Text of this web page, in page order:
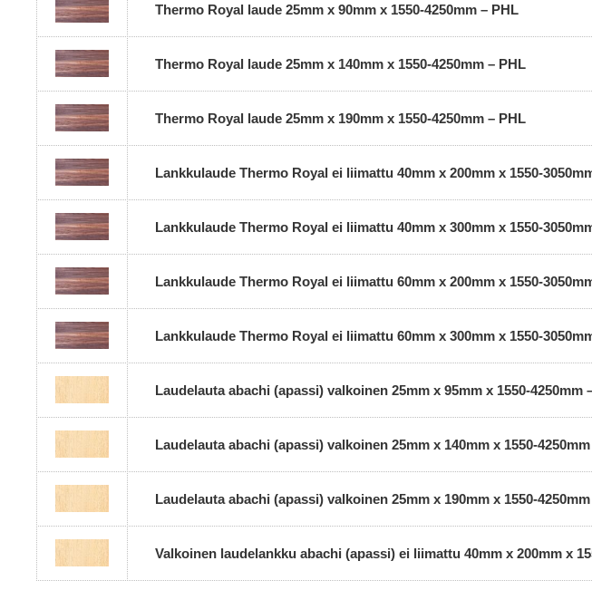
Thermo Royal laude 25mm x 90mm x 1550-4250mm – PHL
Thermo Royal laude 25mm x 140mm x 1550-4250mm – PHL
Thermo Royal laude 25mm x 190mm x 1550-4250mm – PHL
Lankkulaude Thermo Royal ei liimattu 40mm x 200mm x 1550-
Lankkulaude Thermo Royal ei liimattu 40mm x 300mm x 1550-
Lankkulaude Thermo Royal ei liimattu 60mm x 200mm x 1550-
Lankkulaude Thermo Royal ei liimattu 60mm x 300mm x 1550-
Laudelauta abachi (apassi) valkoinen 25mm x 95mm x 1550-4250mm
Laudelauta abachi (apassi) valkoinen 25mm x 140mm x 1550-
Laudelauta abachi (apassi) valkoinen 25mm x 190mm x 1550-
Valkoinen laudelankku abachi (apassi) ei liimattu 40mm x 200mm x